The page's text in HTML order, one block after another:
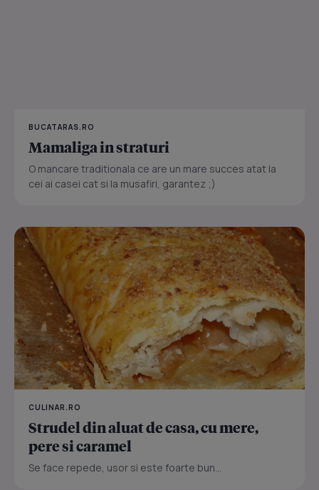
BUCATARAS.RO
Mamaliga in straturi
O mancare traditionala ce are un mare succes atat la
cei ai casei cat si la musafiri, garantez ;)
CULINAR.RO
Strudel din aluat de casa, cu mere,
pere si caramel
Se face repede, usor si este foarte bun...